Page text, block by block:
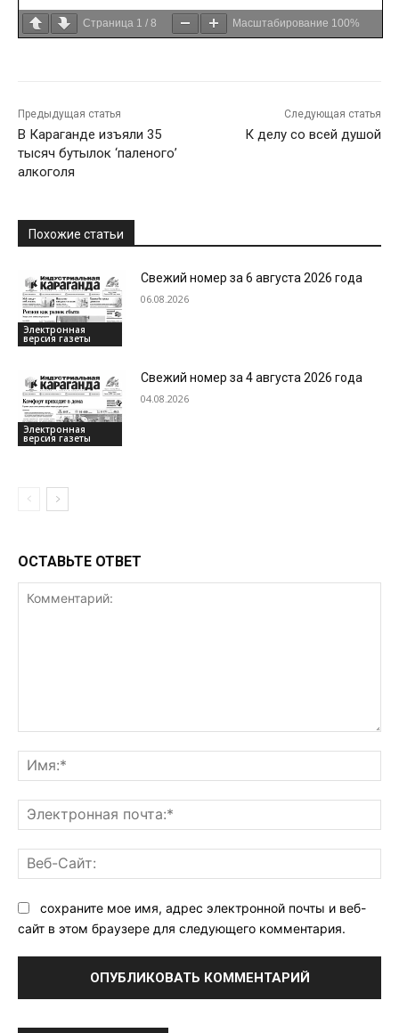
Страница 1 / 8 Масштабирование 100%
Предыдущая статья
В Караганде изъяли 35
тысяч бутылок ‘паленого’
алкоголя
Следующая статья
К делу со всей душой
Похожие статьи
Электронная
версия газеты
Свежий номер за 6 августа 2026 года
06.08.2026
Электронная
версия газеты
Свежий номер за 4 августа 2026 года
04.08.2026
ОСТАВЬТЕ ОТВЕТ
сохраните мое имя, адрес электронной почты и веб-
сайт в этом браузере для следующего комментария.